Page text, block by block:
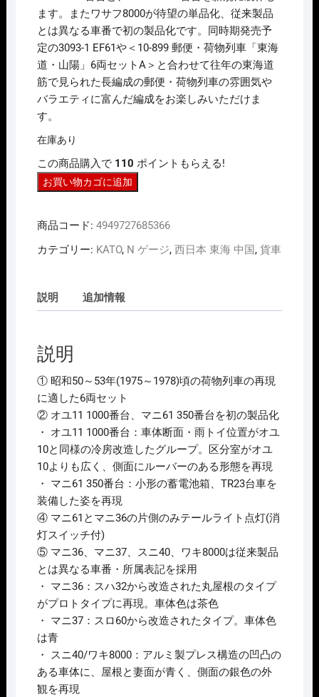
ます。またワサフ8000が待望の単品化、従来製品
とは異なる車番で初の製品化です。同時期発売予
定の3093-1 EF61や＜10-899 郵便・荷物列車「東海
道・山陽」6両セットA＞と合わせて往年の東海道
筋で見られた長編成の郵便・荷物列車の雰囲気や
バラエティに富んだ編成をお楽しみいただけま
す。
在庫あり
この商品購入で 110 ポイントもらえる!
N
ｼﾞ
KATO
郵
物
車
｢東
海
道･
山
陽｣
6
両
ｾ
ｯ
ﾄ
B
個
お買い物カゴに追加
商品コード: 4949727685366
カテゴリー: KATO, N ゲージ, 西日本 東海 中国 , 貨車
説明 追加情報
説明
① 昭和50～53年(1975～1978)頃の荷物列車の再現
に適した6両セット
② オユ11 1000番台、マニ61 350番台を初の製品化
・ オユ11 1000番台：車体断面・雨トイ位置がオユ
10と同様の冷房改造したグループ。区分室がオユ
10よりも広く、側面にルーバーのある形態を再現
・ マニ61 350番台：小形の蓄電池箱、TR23台車を
装備した姿を再現
④ マニ61とマニ36の片側のみテールライト点灯(消
灯スイッチ付)
⑤ マニ36、マニ37、スニ40、ワキ8000は従来製品
とは異なる車番・所属表記を採用
・ マニ36：スハ32から改造された丸屋根のタイプ
がプロトタイプに再現。車体色は茶色
・ マニ37：スロ60から改造されたタイプ。車体色
は青
・ スニ40/ワキ8000：アルミ製プレス構造の凹凸の
ある車体に、屋根と妻面が青く、側面の銀色の外
観を再現